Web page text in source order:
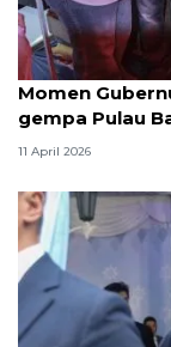
Momen
gempa Pulau
11 April 2026